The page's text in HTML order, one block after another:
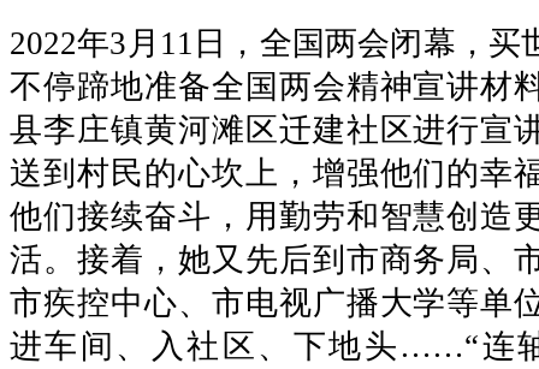
2022年3月11日，全国两会闭幕，买
不停蹄地准备全国两会精神宣讲材
县李庄镇黄河滩区迁建社区进行宣
送到村民的心坎上，增强他们的幸
他们接续奋斗，用勤劳和智慧创造
活。接着，她又先后到市商务局、
市疾控中心、市电视广播大学等单
进车间、入社区、下地头……“连